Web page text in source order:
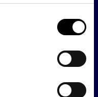
Erdvės
Baltijos šalyse